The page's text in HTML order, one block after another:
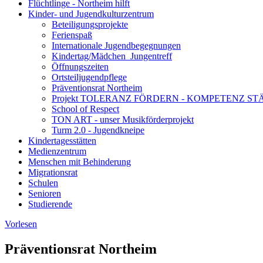
Flüchtlinge - Northeim hilft
Kinder- und Jugendkulturzentrum
Beteiligungsprojekte
Ferienspaß
Internationale Jugendbegegnungen
Kindertag/Mädchen_Jungentreff
Öffnungszeiten
Ortsteiljugendpflege
Präventionsrat Northeim
Projekt TOLERANZ FÖRDERN - KOMPETENZ
School of Respect
TON ART - unser Musikförderprojekt
Turm 2.0 - Jugendkneipe
Kindertagesstätten
Medienzentrum
Menschen mit Behinderung
Migrationsrat
Schulen
Senioren
Studierende
Vorlesen
Präventionsrat Northeim